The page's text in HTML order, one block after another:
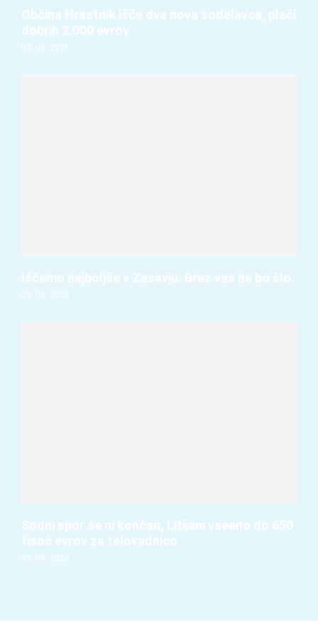
Občina Hrastnik išče dva nova sodelavca, plači
dobrih 2.000 evrov
05. 08. 2026
Iščemo najboljše v Zasavju. Brez vas ne bo šlo.
05. 08. 2026
Sodni spor še ni končan, Litijani vseeno do 650
tisoč evrov za telovadnico
05. 08. 2026